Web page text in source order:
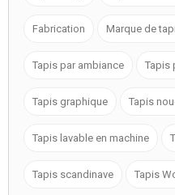
Fabrication Marque de
Tapis par ambiance Tapis
Tapis graphique Tapis
Tapis lavable en machine
Tapis scandinave Tapis